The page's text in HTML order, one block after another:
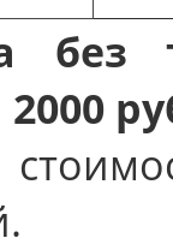
без